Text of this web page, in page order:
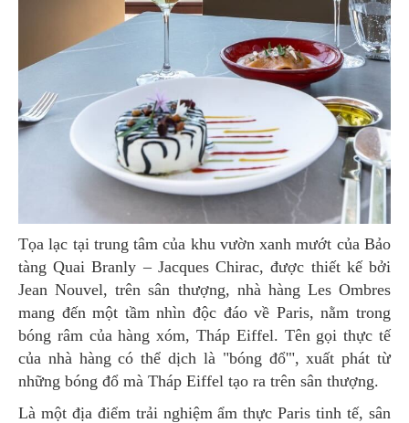
Tọa lạc tại trung tâm của khu vườn xanh mướt của Bảo
tàng Quai Branly – Jacques Chirac, được thiết kế bởi
Jean Nouvel, trên sân thượng, nhà hàng Les Ombres
mang đến một tầm nhìn độc đáo về Paris, nằm trong
bóng râm của hàng xóm, Tháp Eiffel. Tên gọi thực tế
của nhà hàng có thể dịch là "bóng đổ'", xuất phát từ
những bóng đổ mà Tháp Eiffel tạo ra trên sân thượng.
Là một địa điểm trải nghiệm ẩm thực Paris tinh tế, sân